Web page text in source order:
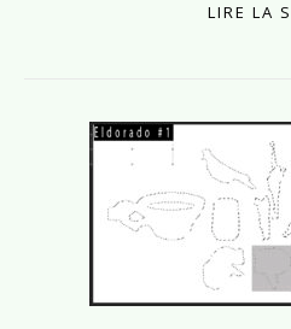
LIRE LA